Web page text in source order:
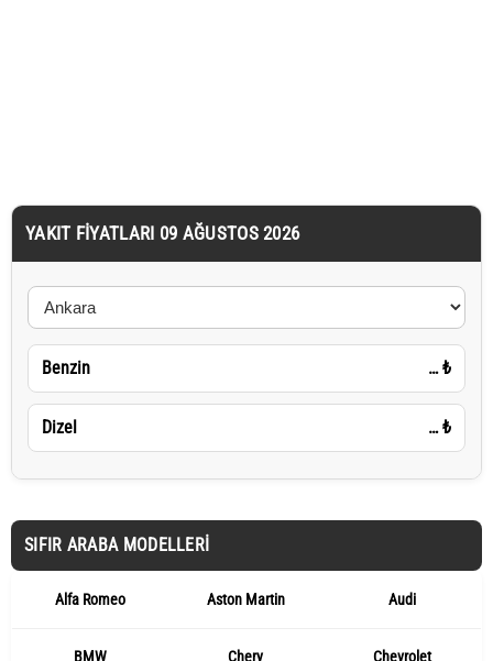
YAKIT FIYATLARI 09 AĞUSTOS 2026
Benzin … ₺
Dizel … ₺
SIFIR ARABA MODELLERI
Alfa Romeo Aston Martin Audi
BMW Chery Chevrolet